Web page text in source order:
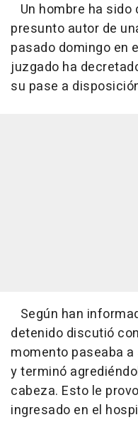
Un hombre ha
presunto autor de
pasado domingo en
juzgado ha
su pase a
Según han
detenido discutió
momento paseaba
y terminó
cabeza. Esto le
ingresado en el